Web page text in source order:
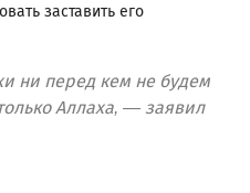
заставить его
ни перед кем не будем
Аллаха, — заявил